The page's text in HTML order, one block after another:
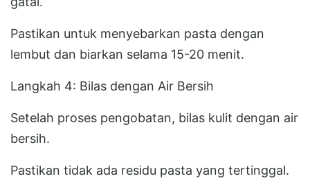
Pastikan untuk menyebarkan pasta dengan
lembut dan biarkan selama 15-20 menit.
Langkah 4: Bilas dengan Air Bersih
Setelah proses pengobatan, bilas kulit dengan air
bersih.
Pastikan tidak ada residu pasta yang tertinggal.